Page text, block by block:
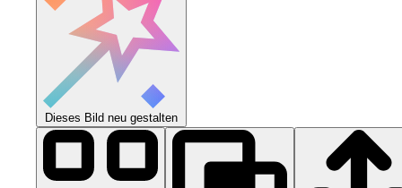
Dieses Bild neu gestalten